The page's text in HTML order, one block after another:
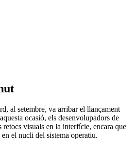
al setembre, va arribar el llançament
ocasió, els desenvolupadors de
retocs visuals en la interfície, encara que
en el nucli del sistema operatiu.